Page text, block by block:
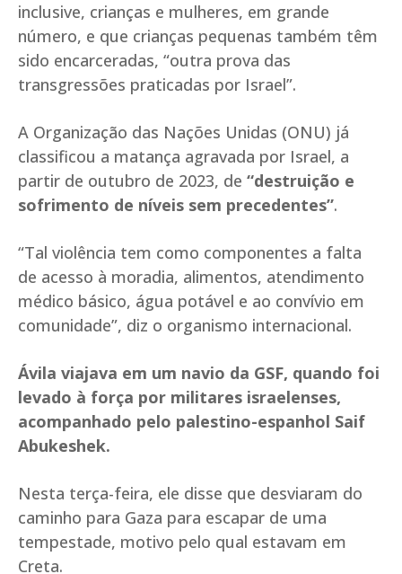
inclusive, crianças e mulheres, em grande
número, e que crianças pequenas também têm
sido encarceradas, “outra prova das
transgressões praticadas por Israel”.
A Organização das Nações Unidas (ONU) já
classificou a matança agravada por Israel, a
partir de outubro de 2023, de “destruição e
sofrimento de níveis sem precedentes”.
“Tal violência tem como componentes a falta
de acesso à moradia, alimentos, atendimento
médico básico, água potável e ao convívio em
comunidade”, diz o organismo internacional.
Ávila viajava em um navio da GSF, quando foi
levado à força por militares israelenses,
acompanhado pelo palestino-espanhol Saif
Abukeshek.
Nesta terça-feira, ele disse que desviaram do
caminho para Gaza para escapar de uma
tempestade, motivo pelo qual estavam em
Creta.